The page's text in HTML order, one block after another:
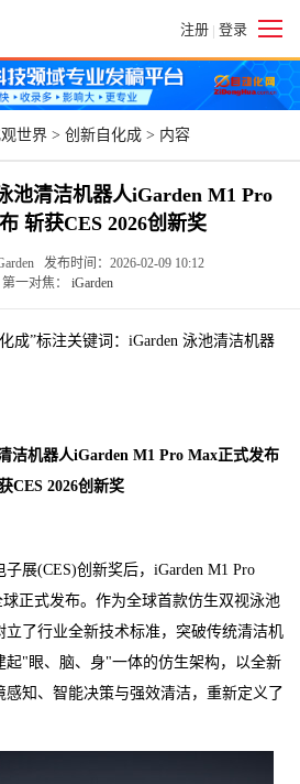
注册 | 登录
世界 > 创新自化成 > 内容
池清洁机器人iGarden M1 Pro
斩获CES 2026创新奖
发布时间：2026-02-09 10:12
第一对焦： iGarden
成”标注关键词：iGarden 泳池清洁机器
洁机器人iGarden M1 Pro Max正式发布
CES 2026创新奖
展(CES)创新奖后，iGarden M1 Pro
正式发布。作为全球首款仿生双视泳池
立了行业全新技术标准，突破传统清洁机
起"眼、脑、身"一体的仿生架构，以全新
感知、智能决策与强效清洁，重新定义了